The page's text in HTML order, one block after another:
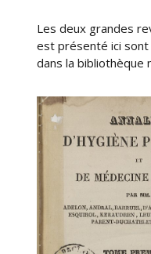
Les deux grandes
est présenté ici
dans la bibliothèque